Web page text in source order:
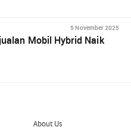
5 November 2025
Mobil Hybrid Naik
About Us